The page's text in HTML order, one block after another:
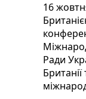
16
Ради